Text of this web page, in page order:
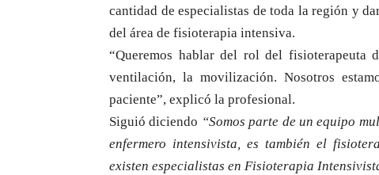
cantidad de especialistas de toda la región y
del área de fisioterapia intensiva.
“Queremos hablar del rol del fisioterapeuta
ventilación, la movilización. Nosotros
paciente”, explicó la profesional.
Siguió diciendo “Somos parte de un equipo
enfermero intensivista, es también el
existen especialistas en Fisioterapia